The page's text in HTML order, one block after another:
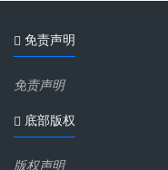
免责声明
免责声明
底部版权
版权声明